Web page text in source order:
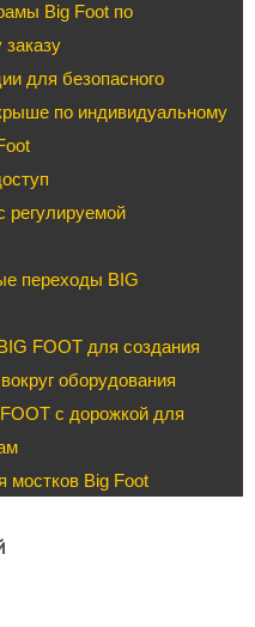
Big Foot по
для безопасного
по индивидуальному
регулируемой
переходы BIG
FOOT для создания
оборудования
с дорожкой для
мостков Big Foot